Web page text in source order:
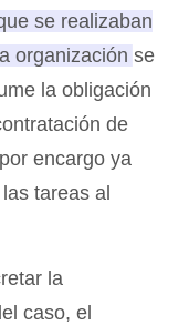
se realizaban
organización se
la obligación
de
encargo ya
tareas al
la
caso, el